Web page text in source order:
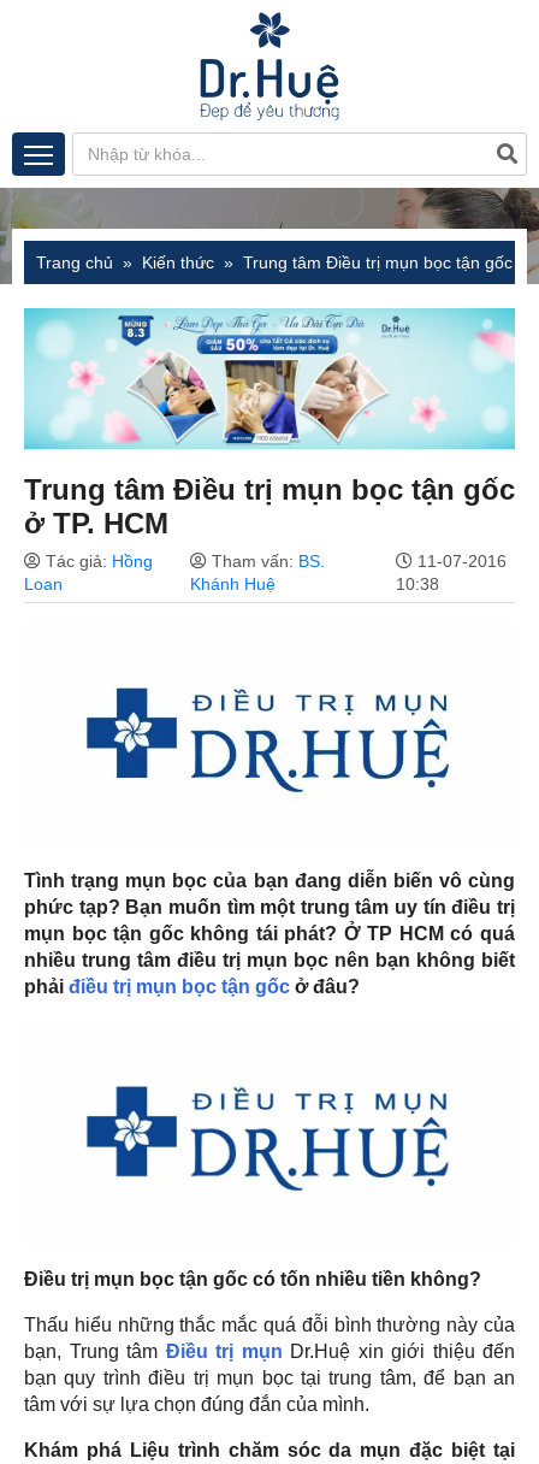
Trang chủ Kiến thức Trung tâm Điều trị mụn bọc tận gốc ở
Trung tâm Điều trị mụn bọc tận gốc
ở TP. HCM
Tác giả: Hồng
Loan
Tham vấn: BS.
Khánh Huệ
11-07-2016
10:38
Tình trạng mụn bọc của bạn đang diễn biến vô cùng
phức tạp? Bạn muốn tìm một trung tâm uy tín điều trị
mụn bọc tận gốc không tái phát? Ở TP HCM có quá
nhiều trung tâm điều trị mụn bọc nên bạn không biết
phải điều trị mụn bọc tận gốc ở đâu?
Điều trị mụn bọc tận gốc có tốn nhiều tiền không?
Thấu hiểu những thắc mắc quá đỗi bình thường này của
bạn, Trung tâm Điều trị mụn Dr.Huệ xin giới thiệu đến
bạn quy trình điều trị mụn bọc tại trung tâm, để bạn an
tâm với sự lựa chọn đúng đắn của mình.
Khám phá Liệu trình chăm sóc da mụn đặc biệt tại